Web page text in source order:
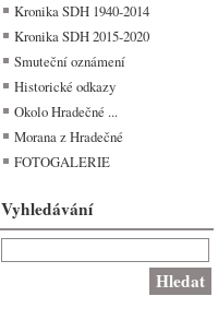
Kronika SDH 1940-2014
Kronika SDH 2015-2020
Smuteční oznámení
Historické odkazy
Okolo Hradečné ...
Morana z Hradečné
FOTOGALERIE
Vyhledávání